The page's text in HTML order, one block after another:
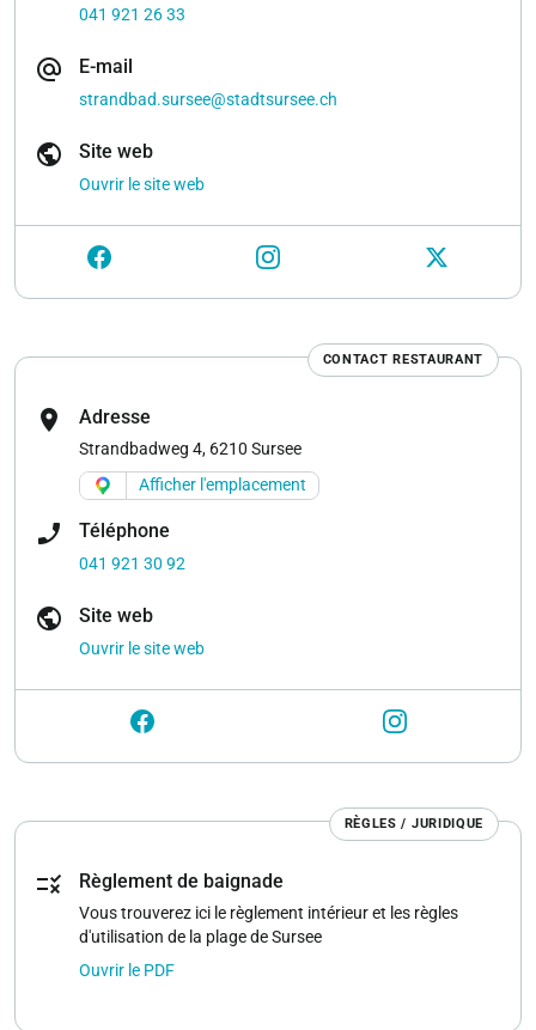
041 921 26 33
alternate_email E-mail
strandbad.sursee@stadtsursee.ch
public Site web
Ouvrir le site web
CONTACT RESTAURANT
location_on Adresse
Strandbadweg 4, 6210 Sursee
Afficher l'emplacement
phone_enabled Téléphone
041 921 30 92
public Site web
Ouvrir le site web
RÈGLES / JURIDIQUE
rule Règlement de baignade
Vous trouverez ici le règlement intérieur et les règles
d'utilisation de la plage de Sursee
Ouvrir le PDF